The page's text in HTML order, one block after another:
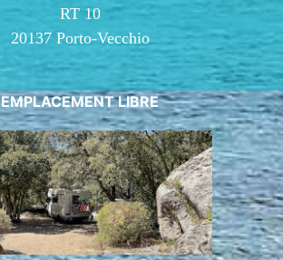
RT 10
20137 Porto-Vecchio
EMPLACEMENT LIBRE